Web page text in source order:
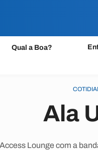
Qual a Boa?
Ala
Lounge com a